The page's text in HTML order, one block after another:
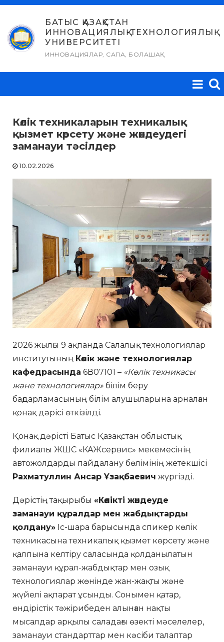
Skip
content
БАТЫС ҚАЗАҚСТАН
ИННОВАЦИЯЛЫҚ-ТЕХНОЛОГИЯЛЫҚ
УНИВЕРСИТЕТІ
ИННОВАЦИЯЛАР, САПА, БОЛАШАҚ
Көлік техникаларын техникалық
қызмет көрсету және жөндеудегі
заманауи тәсілдер
10.02.2026
2026 жылғы 9 ақпанда Салалық технологиялар
институтының Көлік және технологиялар
кафедрасында 6В07101 – «Көлік техникасы
және технологиялар» білім беру
бағдарламасының білім алушыларына арналған
қонақ дәрісі өткізілді.
Қонақ дәрісті Батыс Қазақстан облыстық
филиалы ЖШС «КАЖсервис» мекемесінің
автожолдарды пайдалану бөлімінің жетекшісі
Рахматуллин Ансар Ұзақбаевич жүргізді.
Дәрістің тақырыбы «Көлікті жөндеуде
заманауи құралдар мен жабдықтарды
қолдану» Іс-шара барысында спикер көлік
техникасына техникалық қызмет көрсету және
қалпына келтіру саласында қолданылатын
заманауи құрал-жабдықтар мен озық
технологиялар жөнінде жан-жақты және
жүйелі ақпарат ұсынды. Сонымен қатар,
өндірістік тәжірибеден алынған нақты
мысалдар арқылы саладағы өзекті мәселелер,
заманауи стандарттар мен кәсіби талаптар